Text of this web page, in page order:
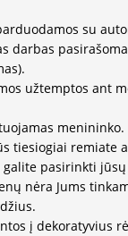
su
darbas
užtemptos ant
menininko.
tiesiogiai remiate
galite pasirinkti
nėra Jums
į dekoratyvius